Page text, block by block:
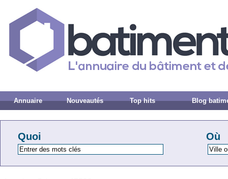
Annuaire Nouveautés Top hits Blog
Quoi Où